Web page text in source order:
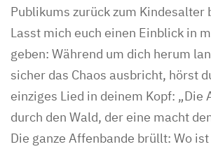
Publikums zurück zum Kindesalter
Lasst mich euch einen Einblick in
geben: Während um dich herum
sicher das Chaos ausbricht, hörst
einziges Lied in deinem Kopf: „Die
durch den Wald, der eine macht
Die ganze Affenbande brüllt: Wo